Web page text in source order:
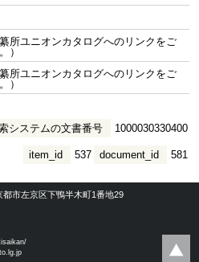
纂所ユニオンカタログへのリンクをご
）
纂所ユニオンカタログへのリンクをご
）
システムの文書番号 1000030330400
document_id 581
item_id 537
都市左京区下鴨半木町1番地29